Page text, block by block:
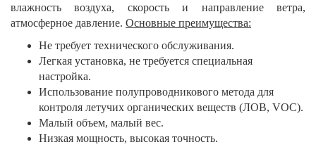
влажность воздуха, скорость и направление ветра,
атмосферное давление. Основные преимущества:
Не требует технического обслуживания.
Легкая установка, не требуется специальная
настройка.
Использование полупроводникового метода для
контроля летучих органических веществ (ЛОВ, VOC).
Малый объем, малый вес.
Низкая мощность, высокая точность.